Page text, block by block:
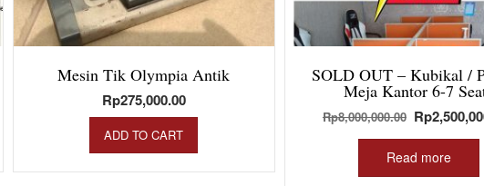
Mesin Tik Olympia Antik
Rp275,000.00
ADD TO CART
SOLD OUT – Kubikal /
Meja Kantor 6-7
Rp8,000,000.00 Original
price
was:
Rp
Read more